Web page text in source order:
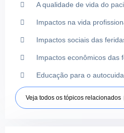
A qualidade de vida do
Impactos na vida
Impactos sociais das
Impactos econômicos das
Educação para o
Veja todos os tópicos relacionados